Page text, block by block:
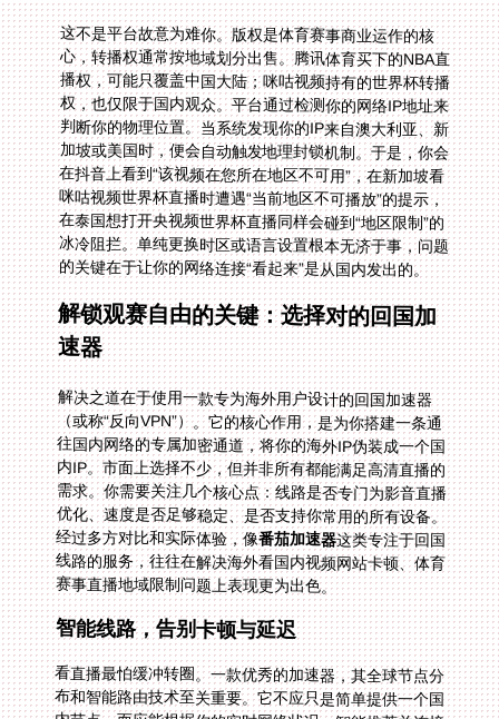
这不是平台故意为难你。版权是体育赛事商业运作的核
心，转播权通常按地域划分出售。腾讯体育买下的NBA直
播权，可能只覆盖中国大陆；咪咕视频持有的世界杯转播
权，也仅限于国内观众。平台通过检测你的网络IP地址来
判断你的物理位置。当系统发现你的IP来自澳大利亚、新
加坡或美国时，便会自动触发地理封锁机制。于是，你会
在抖音上看到“该视频在您所在地区不可用”，在新加坡看
咪咕视频世界杯直播时遭遇“当前地区不可播放”的提示，
在泰国想打开央视频世界杯直播同样会碰到“地区限制”的
冰冷阻拦。单纯更换时区或语言设置根本无济于事，问题
的关键在于让你的网络连接“看起来”是从国内发出的。
解锁观赛自由的关键：选择对的回国加
速器
解决之道在于使用一款专为海外用户设计的回国加速器
（或称“反向VPN”）。它的核心作用，是为你搭建一条通
往国内网络的专属加密通道，将你的海外IP伪装成一个国
内IP。市面上选择不少，但并非所有都能满足高清直播的
需求。你需要关注几个核心点：线路是否专门为影音直播
优化、速度是否足够稳定、是否支持你常用的所有设备。
经过多方对比和实际体验，像番茄加速器这类专注于回国
线路的服务，往往在解决海外看国内视频网站卡顿、体育
赛事直播地域限制问题上表现更为出色。
智能线路，告别卡顿与延迟
看直播最怕缓冲转圈。一款优秀的加速器，其全球节点分
布和智能路由技术至关重要。它不应只是简单提供一个国
内节点，而应能根据你的实时网络状况，智能推荐并连接
最优线路。这意味着系统会自动为你避开拥堵的网络通
道，选择延迟最低、带宽最充裕的路径连接到国内的直播
服务器。无论是观看NBA季后赛的紧张时刻，还是追世界
杯的进球瞬间，这种智能分流能力能确保画面始终流畅，
让中文解说的每一个字都清晰同步，彻底摆脱卡成PPT的